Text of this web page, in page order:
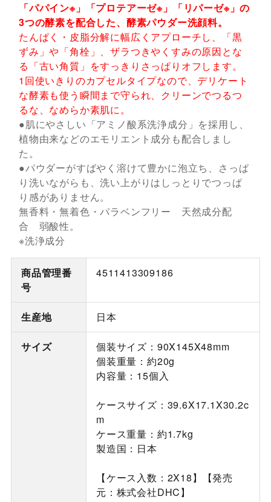
「パパイン※」「プロテアーゼ※」「リパーゼ※」の
3つの酵素を配合した、酵素パウダー洗顔料。
たんぱく・皮脂分解に幅広くアプローチし、「黒
ずみ」や「角栓」、ザラつきやくすみの原因とな
る「古い角質」をすっきりさっぱりオフします。
1回使いきりのカプセルタイプなので、デリケート
な酵素も使う瞬間まで守られ、クリーンでつるつ
るな、なめらか素肌に。
●肌にやさしい「アミノ酸系洗浄成分」を採用し、
植物由来などのエモリエント成分も配合しまし
た。
●パウダーがすばやく溶けて豊かに泡立ち、さっぱ
り洗いながらも、洗い上がりはしっとりでつっぱ
り感がありません。
無香料・無着色・パラベンフリー 天然成分配
合 弱酸性。
※洗浄成分
商品管理番
号
4511413309186
生産地 日本
サイズ
個装サイズ：90X145X48mm
個装重量：約20g
内容量：15個入
ケースサイズ：39.6X17.1X30.2c
m
ケース重量：約1.7kg
製造国：日本
【ケース入数：2X18】【発売
元：株式会社DHC】